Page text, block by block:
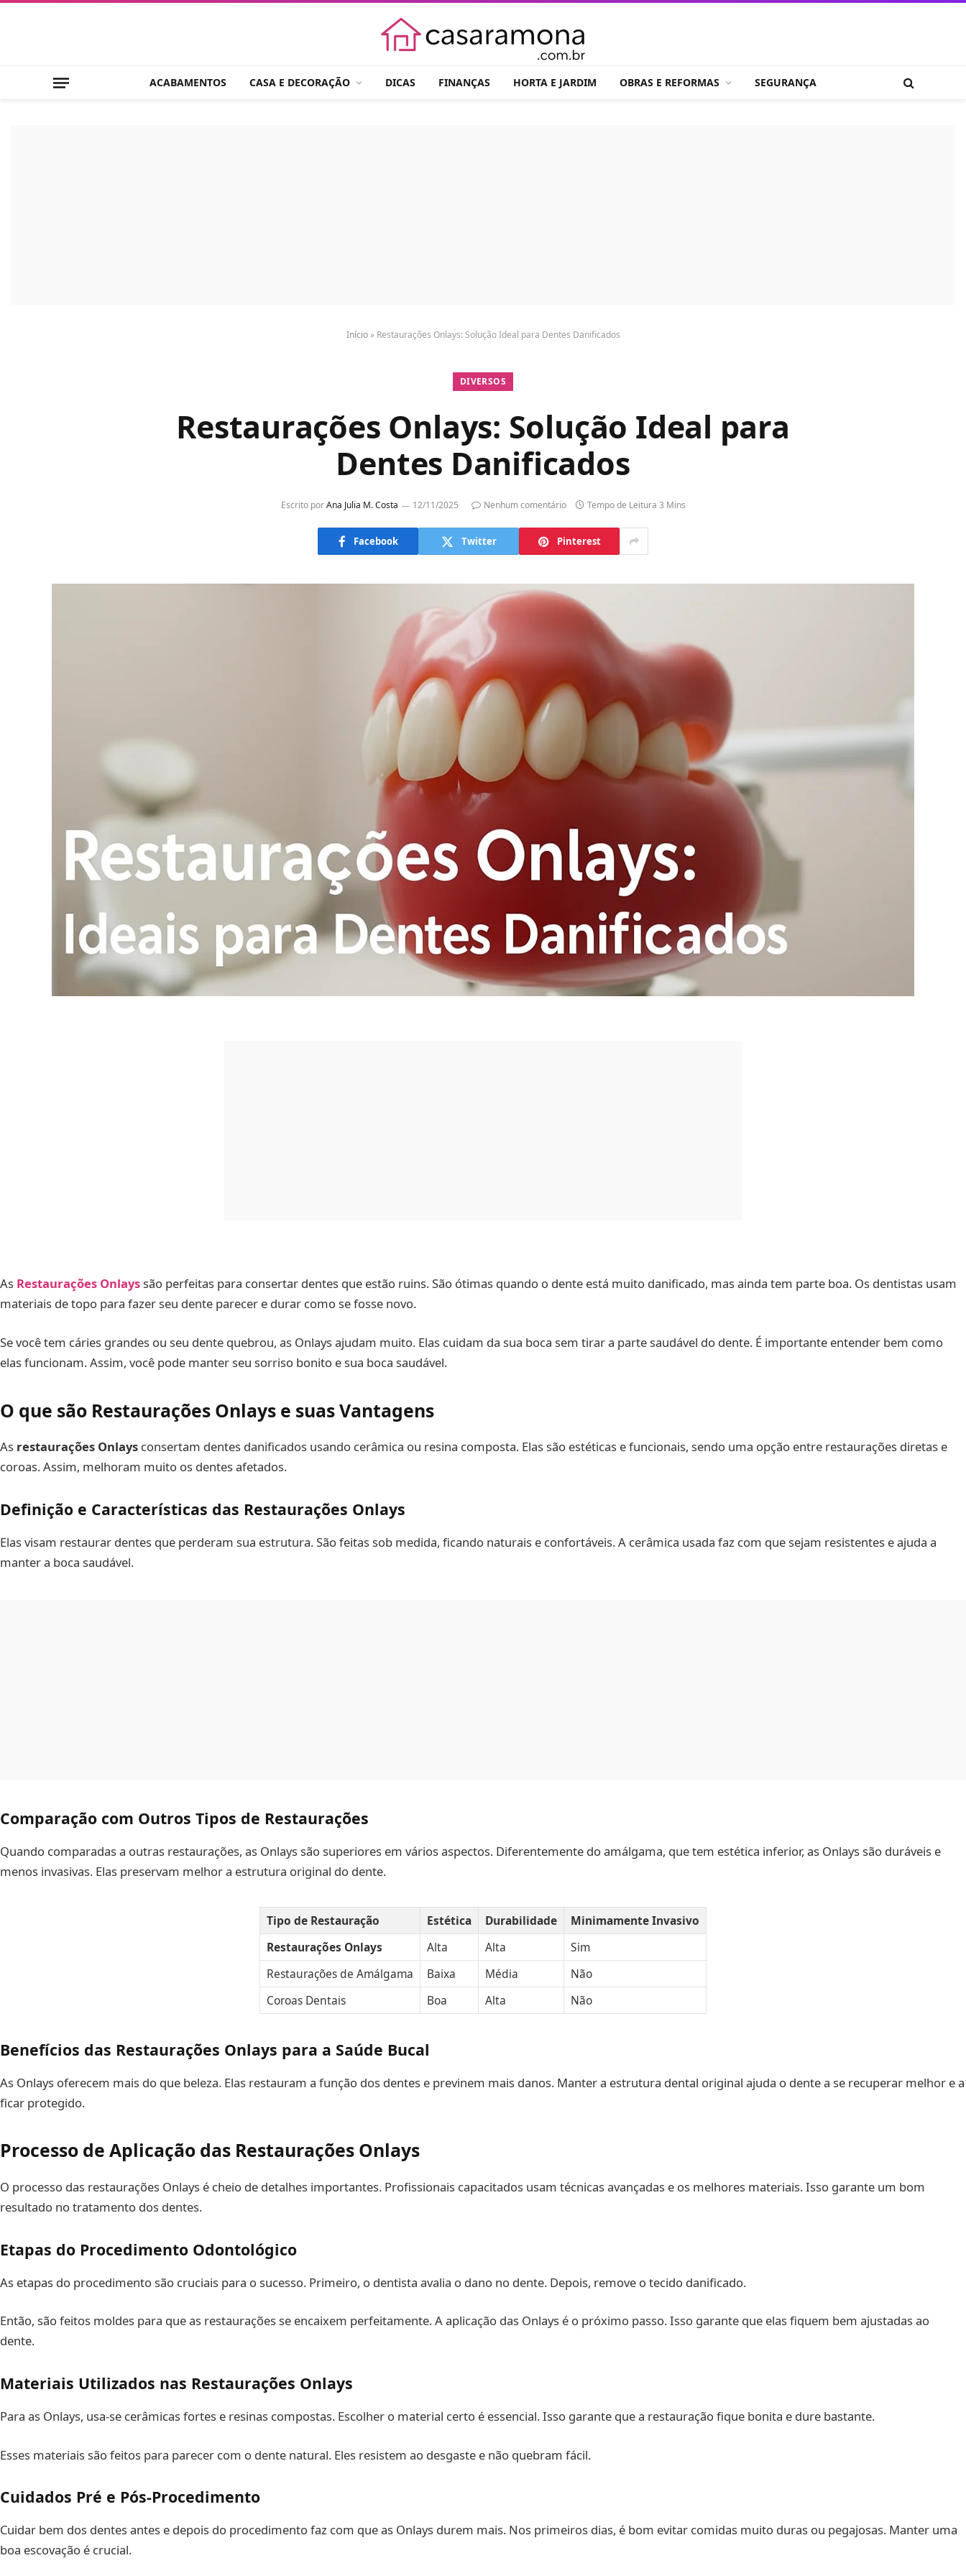
ACABAMENTOS CASA E DECORAÇÃO DICAS FINANÇAS HORTA E JARDIM OBRAS E REFORMAS SEGURANÇA
Início» Restaurações Onlays: Solução Ideal para Dentes Danificados
DIVERSOS
Restaurações Onlays: Solução Ideal para
Dentes Danificados
Escrito por Ana Julia M. Costa 12/11/2025 Nenhum comentário Tempo de Leitura 3 Mins
Facebook Twitter Pinterest
As Restaurações Onlayssão perfeitas para consertar dentes que estão ruins. São ótimas quando o dente está muito danificado, mas ainda tem parte boa. Os dentistas usam
materiais de topo para fazer seu dente parecer e durar como se fosse novo.
Se você tem cáries grandes ou seu dente quebrou, as Onlays ajudam muito. Elas cuidam da sua boca sem tirar a parte saudável do dente. É importante entender bem como
elas funcionam. Assim, você pode manter seu sorriso bonito e sua boca saudável.
O que são Restaurações Onlays e suas Vantagens
As restaurações Onlays consertam dentes danificados usando cerâmica ou resina composta. Elas são estéticas e funcionais, sendo uma opção entre restaurações diretas e
coroas. Assim, melhoram muito os dentes afetados.
Definição e Características das Restaurações Onlays
Elas visam restaurar dentes que perderam sua estrutura. São feitas sob medida, ficando naturais e confortáveis. A cerâmica usada faz com que sejam resistentes e ajuda a
manter a boca saudável.
Comparação com Outros Tipos de Restaurações
Quando comparadas a outras restaurações, as Onlays são superiores em vários aspectos. Diferentemente do amálgama, que tem estética inferior, as Onlays são duráveis e
menos invasivas. Elas preservam melhor a estrutura original do dente.
Tipo de Restauração Estética Durabilidade
Minimamente Invasivo
Restaurações Onlays
Alta Alta
Sim
Restaurações de Amálgama
Baixa Média
Não
Coroas Dentais
Boa Alta Não
Benefícios das Restaurações Onlays para a Saúde Bucal
As Onlays oferecem mais do que beleza. Elas restauram a função dos dentes e previnem mais danos. Manter a estrutura dental original ajuda o dente a se recuperar melhor e a
ficar protegido.
Processo de Aplicação das Restaurações Onlays
O processo das restaurações Onlays é cheio de detalhes importantes. Profissionais capacitados usam técnicas avançadas e os melhores materiais. Isso garante um bom
resultado no tratamento dos dentes.
Etapas do Procedimento Odontológico
As etapas do procedimento são cruciais para o sucesso. Primeiro, o dentista avalia o dano no dente. Depois, remove o tecido danificado.
Então, são feitos moldes para que as restaurações se encaixem perfeitamente. A aplicação das Onlays é o próximo passo. Isso garante que elas fiquem bem ajustadas ao
dente.
Materiais Utilizados nas Restaurações Onlays
Para as Onlays, usa-se cerâmicas fortes e resinas compostas. Escolher o material certo é essencial. Isso garante que a restauração fique bonita e dure bastante.
Esses materiais são feitos para parecer com o dente natural. Eles resistem ao desgaste e não quebram fácil.
Cuidados Pré e Pós-Procedimento
Cuidar bem dos dentes antes e depois do procedimento faz com que as Onlays durem mais. Nos primeiros dias, é bom evitar comidas muito duras ou pegajosas. Manter uma
boa escovação é crucial.